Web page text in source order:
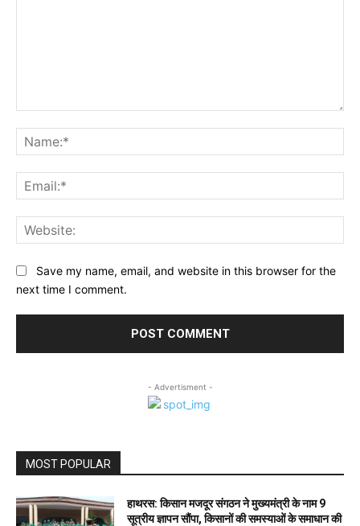
Save my name, email, and website in this browser for the
next time I comment.
- Advertisment -
MOST POPULAR
हाथरस: किसान मजदूर संगठन ने मुख्यमंत्री के नाम 9
सूत्रीय ज्ञापन सौंपा, किसानों की समस्याओं के समाधान की